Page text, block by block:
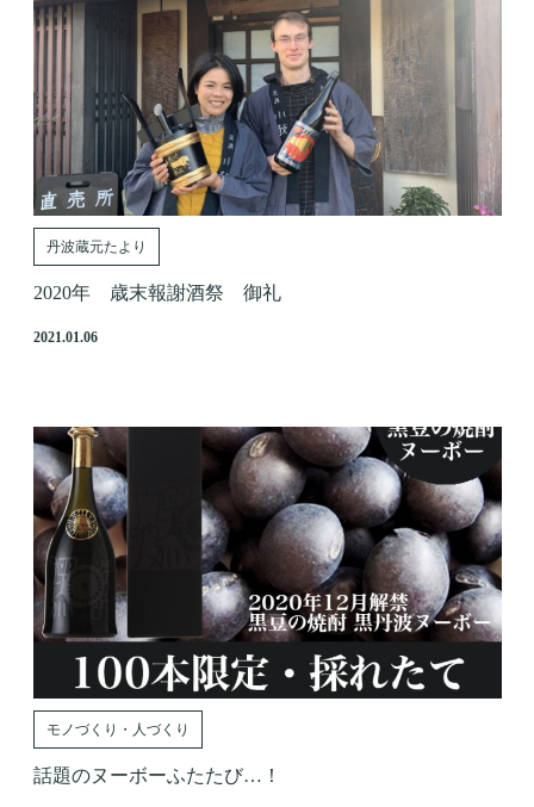
丹波蔵元たより
2020年 歳末報謝酒祭 御礼
2021.01.06
モノづくり・人づくり
話題のヌーボーふたたび…！